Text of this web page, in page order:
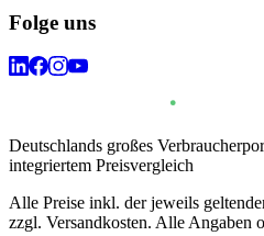
Folge uns
Deutschlands großes
integriertem Preisvergleich
Alle Preise inkl. der jeweils
zzgl. Versandkosten. Alle Angaben